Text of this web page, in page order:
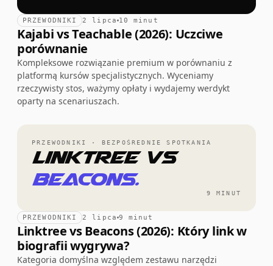
PRZEWODNIKI 2 lipca 10 minut
Kajabi vs Teachable (2026): Uczciwe
porównanie
Kompleksowe rozwiązanie premium w porównaniu z
platformą kursów specjalistycznych. Wyceniamy
rzeczywisty stos, ważymy opłaty i wydajemy werdykt
oparty na scenariuszach.
PRZEWODNIKI · BEZPOŚREDNIE SPOTKANIA
Linktree vs
Beacons.
9 MINUT
PRZEWODNIKI 2 lipca 9 minut
Linktree vs Beacons (2026): Który link w
biografii wygrywa?
Kategoria domyślna względem zestawu narzędzi